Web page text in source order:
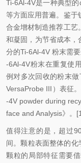
Ti-6Al-4V是一种典型
等方面应用普遍。鉴于
合金增材制造推荐工艺
和凝固，为节省成本
分的Ti-6Al-4V 粉末需
-6Al-4V粉末在重复使
例对多次回收的粉末
VersaProbe III）表征
-4V powder during
face and Analysis》。
值得注意的是，超过
间。颗粒表面整体的化
颗粒的局部特征需要